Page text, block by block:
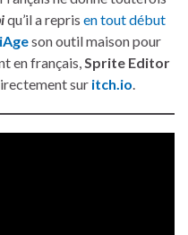
qu’il a repris en tout début
son outil maison pour
en français, Sprite Editor
sur itch.io